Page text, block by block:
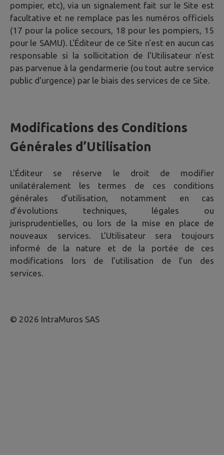
pompier, etc), via un signalement fait sur le Site est
facultative et ne remplace pas les numéros officiels
(17 pour la police secours, 18 pour les pompiers, 15
pour le SAMU). L'Éditeur de ce Site n'est en aucun cas
responsable si la sollicitation de l'Utilisateur n'est
pas parvenue à la gendarmerie (ou tout autre service
public d'urgence) par le biais des services de ce Site.
Modifications des Conditions
Générales d’Utilisation
L'Éditeur se réserve le droit de modifier
unilatéralement les termes de ces conditions
générales d’utilisation, notamment en cas
d’évolutions techniques, légales ou
jurisprudentielles, ou lors de la mise en place de
nouveaux services. L’Utilisateur sera toujours
informé de la nature et de la portée de ces
modifications lors de l’utilisation de l’un des
services.
© 2026 IntraMuros SAS